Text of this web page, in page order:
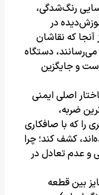
رنگ‌شدگی،
در
که نقاشان
دستگاه
و جایگزین
اصلی ایمنی
ضربه،
را که با صافکاری
کشف کند؛ چرا
عدم تعادل در
بین قطعه